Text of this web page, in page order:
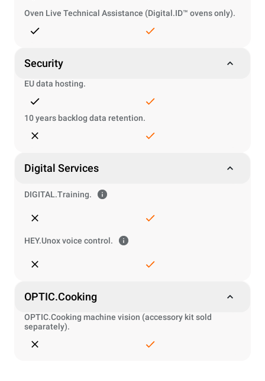
Oven Live Technical Assistance (Digital.ID™ ovens only).
Security
EU data hosting.
10 years backlog data retention.
Digital Services
DIGITAL.Training.
HEY.Unox voice control.
OPTIC.Cooking
OPTIC.Cooking machine vision (accessory kit sold
separately).